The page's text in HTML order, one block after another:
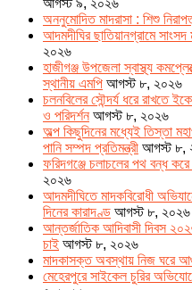
আগস্ট ৯, ২০২৬
অননুমোদিত মাদরাসা : শিশু
আদমদীঘির ছাতিয়ানগ্রামে
২০২৬
হাজীগঞ্জ উপজেলা স্বাস্থ্য
স্থানীয় এমপি আগস্ট ৮, ২০২৬
চলনবিলের সৌন্দর্য ধরে রাখতে
ও পরিদর্শন আগস্ট ৮, ২০২৬
অল্প কিছুদিনের মধ্যেই তিস্তা
পানি সম্পদ প্রতিমন্ত্রী আগস্ট ৮,
ফরিদগঞ্জে চলাচলের পথ বন্ধ করে
২০২৬
আদমদীঘিতে মাদকবিরোধী
দিনের কারাদণ্ড আগস্ট ৮, ২০২৬
আন্তর্জাতিক আদিবাসী দিবস
চাই আগস্ট ৮, ২০২৬
মাদকাসক্ত অবস্থায় নিজ ঘরে
মেহেরপুরে সাইকেল চুরির